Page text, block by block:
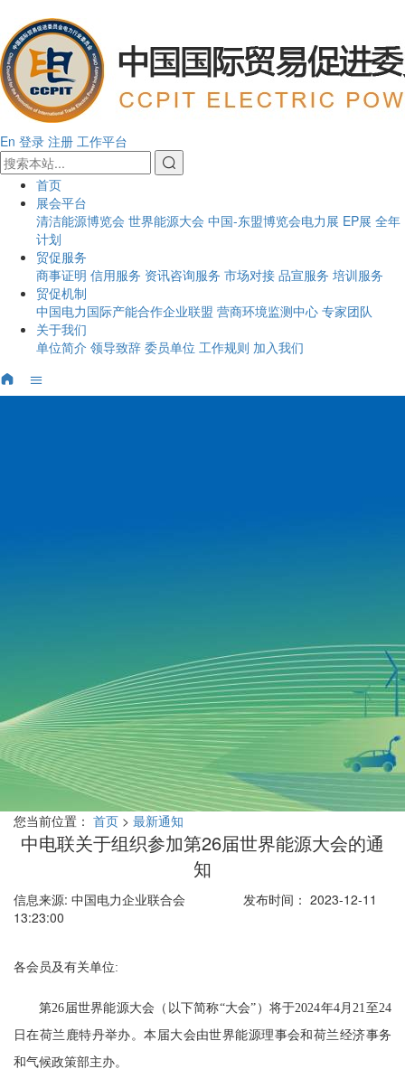
En 登录 注册 工作平台
首页
展会平台
清洁能源博览会 世界能源大会 中国-东盟博览会电力展 EP展 全年
计划
贸促服务
商事证明 信用服务 资讯咨询服务 市场对接 品宣服务 培训服务
贸促机制
中国电力国际产能合作企业联盟 营商环境监测中心 专家团队
关于我们
单位简介 领导致辞 委员单位 工作规则 加入我们
您当前位置： 首页 > 最新通知
中电联关于组织参加第26届世界能源大会的通
知
信息来源: 中国电力企业联合会
发布时间： 2023-12-11
13:23:00
各会员及有关单位:
第26届世界能源大会（以下简称“大会”）将于2024年4月21至24
日在荷兰鹿特丹举办。本届大会由世界能源理事会和荷兰经济事务
和气候政策部主办。